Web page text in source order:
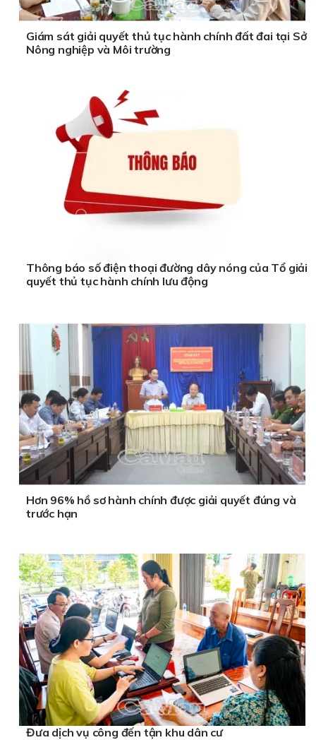
Giám sát giải quyết thủ tục hành chính đất đai tại Sở
Nông nghiệp và Môi trường
Thông báo số điện thoại đường dây nóng của Tổ giải
quyết thủ tục hành chính lưu động
Hơn 96% hồ sơ hành chính được giải quyết đúng và
trước hạn
Đưa dịch vụ công đến tận khu dân cư